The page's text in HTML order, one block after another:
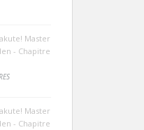
Master
- Chapitre
Master
- Chapitre